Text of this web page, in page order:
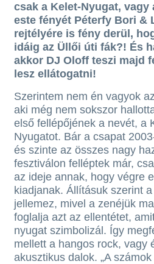
csak a Kelet-Nyugat, vagy
este fényét Péterfy Bori &
rejtélyére is fény derül,
idáig az Üllői úti fák?! És
akkor DJ Oloff teszi majd
lesz ellátogatni!
Szerintem nem én vagyok
aki még nem sokszor
első fellépőjének a nevét, a
Nyugatot. Bár a csapat
és szinte az összes nagy
fesztiválon felléptek már,
az ideje annak, hogy végre
kiadjanak. Állításuk szerint
jellemez, mivel a zenéjük
foglalja azt az ellentétet,
nyugat szimbolizál. Így
mellett a hangos rock, vagy
akusztikus dalok. „A